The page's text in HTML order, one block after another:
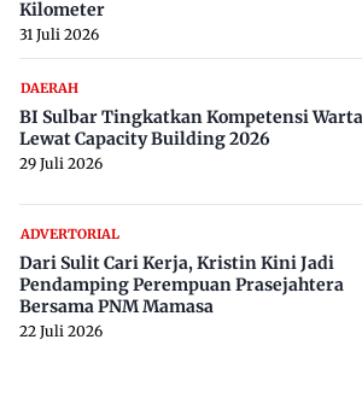
Kilometer
31 Juli 2026
DAERAH
BI Sulbar Tingkatkan Kompetensi
Lewat Capacity Building 2026
29 Juli 2026
ADVERTORIAL
Dari Sulit Cari Kerja, Kristin Kini Jadi
Pendamping Perempuan Prasejahtera
Bersama PNM Mamasa
22 Juli 2026